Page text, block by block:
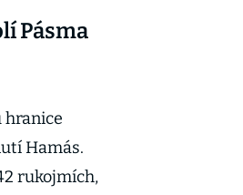
Pásma
hranice
Hamás.
rukojmích,